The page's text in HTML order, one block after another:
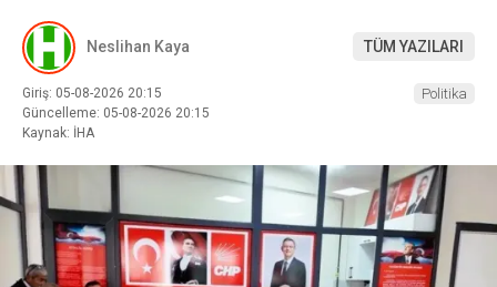
Neslihan Kaya TÜM YAZILARI
Giriş: 05-08-2026 20:15
Güncelleme: 05-08-2026 20:15
Kaynak: İHA
Politika